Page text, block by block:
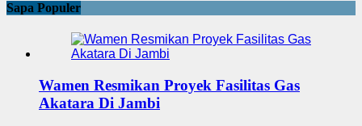
Sapa Populer
Wamen Resmikan Proyek Fasilitas Gas
Akatara Di Jambi